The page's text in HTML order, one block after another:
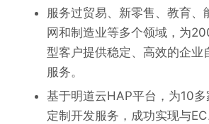
服务过贸易、新零售、教育、
网和制造业等多个领域，为
型客户提供稳定、高效的企业
服务。
基于明道云HAP平台，为10
定制开发服务，成功实现与